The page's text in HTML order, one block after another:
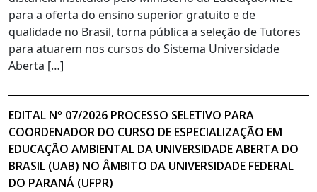
para a oferta do ensino superior gratuito e de
qualidade no Brasil, torna pública a seleção de Tutores
para atuarem nos cursos do Sistema Universidade
Aberta […]
EDITAL Nº 07/2026 PROCESSO SELETIVO PARA
COORDENADOR DO CURSO DE ESPECIALIZAÇÃO EM
EDUCAÇÃO AMBIENTAL DA UNIVERSIDADE ABERTA DO
BRASIL (UAB) NO ÂMBITO DA UNIVERSIDADE FEDERAL
DO PARANÁ (UFPR)